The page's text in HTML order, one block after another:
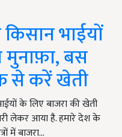
भाईयों
मुनाफ़ा, बस
से करें खेती
के लिए बाजरा की खेती
लेकर आया है. हमारे देश के
में बाजरा…